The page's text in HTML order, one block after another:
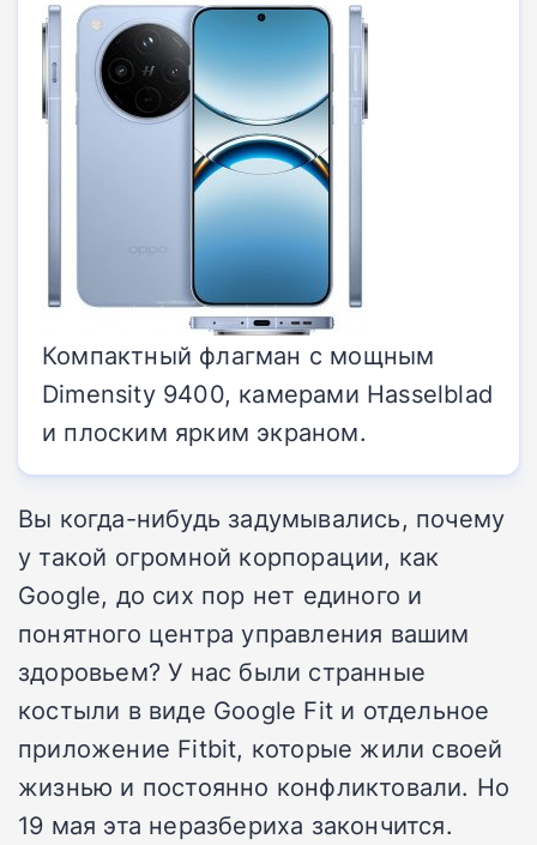
Компактный флагман с мощным
Dimensity 9400, камерами Hasselblad
и плоским ярким экраном.
Вы когда-нибудь задумывались, почему
у такой огромной корпорации, как
Google, до сих пор нет единого и
понятного центра управления вашим
здоровьем? У нас были странные
костыли в виде Google Fit и отдельное
приложение Fitbit, которые жили своей
жизнью и постоянно конфликтовали. Но
19 мая эта неразбериха закончится.